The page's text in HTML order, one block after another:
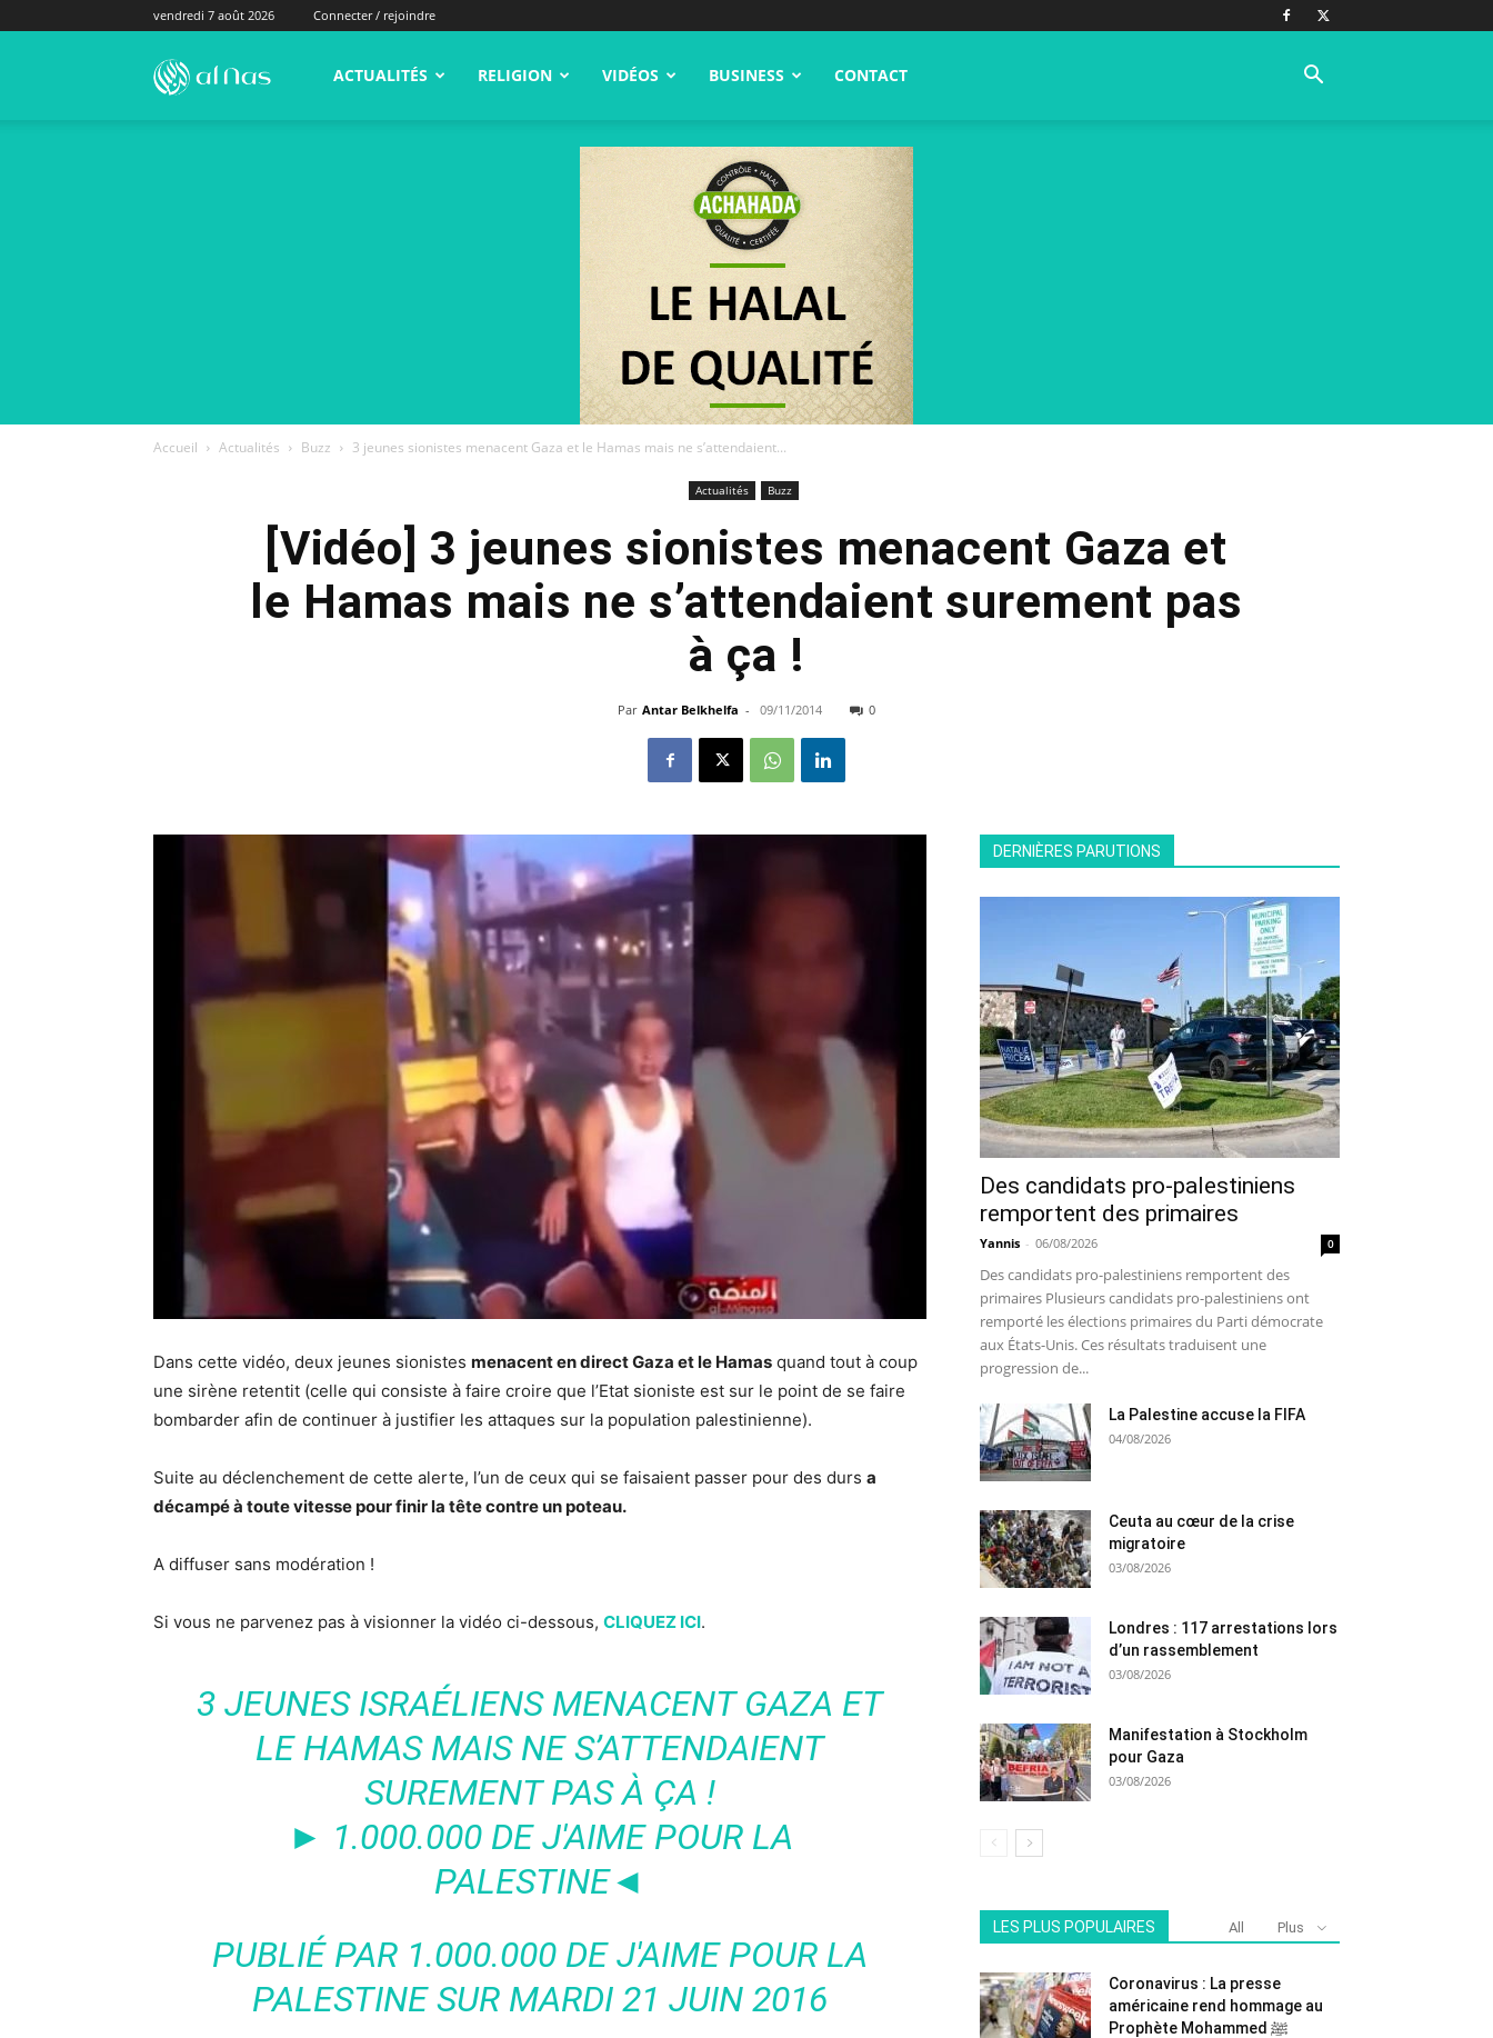
vendredi 7 août 2026 Connecter / rejoindre
alNas.fr ACTUALITÉS RELIGION VIDÉOS BUSINESS CONTACT
Accueil Actualités Buzz 3 jeunes sionistes menacent Gaza et le Hamas mais ne s’attendaient...
Actualités Buzz
[Vidéo] 3 jeunes sionistes menacent Gaza et
le Hamas mais ne s’attendaient surement pas
à ça !
Par Antar Belkhelfa - 09/11/2014 0
Dans cette vidéo, deux jeunes sionistes menacent en direct Gaza et le Hamas quand tout à coup
une sirène retentit (celle qui consiste à faire croire que l’Etat sioniste est sur le point de se faire
bombarder afin de continuer à justifier les attaques sur la population palestinienne).
Suite au déclenchement de cette alerte, l’un de ceux qui se faisaient passer pour des durs a
décampé à toute vitesse pour finir la tête contre un poteau.
A diffuser sans modération !
Si vous ne parvenez pas à visionner la vidéo ci-dessous, CLIQUEZ ICI.
3 JEUNES ISRAÉLIENS MENACENT GAZA ET
LE HAMAS MAIS NE S’ATTENDAIENT
SUREMENT PAS À ÇA !
► 1.000.000 DE J'AIME POUR LA
PALESTINE◄
PUBLIÉ PAR 1.000.000 DE J'AIME POUR LA
PALESTINESUR MARDI 21 JUIN 2016
DERNIÈRES PARUTIONS
Des candidats pro-palestiniens
remportent des primaires
Yannis - 06/08/2026 0
Des candidats pro-palestiniens remportent des
primaires Plusieurs candidats pro-palestiniens ont
remporté les élections primaires du Parti démocrate
aux États-Unis. Ces résultats traduisent une
progression de...
La Palestine accuse la FIFA
04/08/2026
Ceuta au cœur de la crise
migratoire
03/08/2026
Londres : 117 arrestations lors
d’un rassemblement
03/08/2026
Manifestation à Stockholm
pour Gaza
03/08/2026
LES PLUS POPULAIRES All Plus
Coronavirus : La presse
américaine rend hommage au
Prophète Mohammed ﷺ